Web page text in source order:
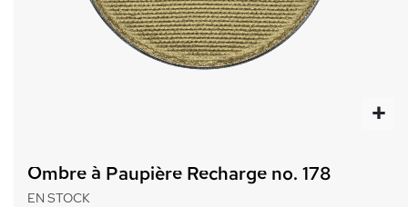
début
Ombre à Paupière Recharge no. 178
EN STOCK